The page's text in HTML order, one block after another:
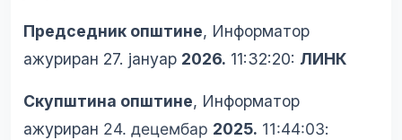
Председник општине, Информатор
ажуриран 27. јануар 2026. 11:32:20: ЛИНК
Скупштина општине, Информатор
ажуриран 24. децембар 2025. 11:44:03: